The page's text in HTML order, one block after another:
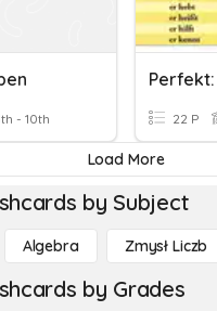
- 10th 22 P
Load More
by Subject
Algebra Zmysł Liczb
by Grades